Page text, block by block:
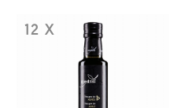
12 X